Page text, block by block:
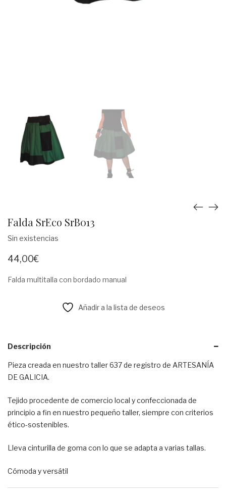
Falda SrEco SrB013
Sin existencias
44,00€
Falda multitalla con bordado manual
Añadir a la lista de deseos
Descripción
Pieza creada en nuestro taller 637 de registro de ARTESANÍA
DE GALICIA.
Tejido procedente de comercio local y confeccionada de
principio a fin en nuestro pequeño taller, siempre con criterios
ético-sostenibles.
Lleva cinturilla de goma con lo que se adapta a varias tallas.
Cómoda y versátil